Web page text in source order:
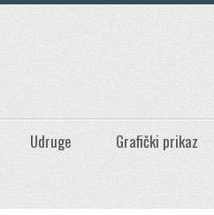
Udruge Grafički prikaz